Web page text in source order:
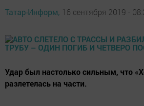
Татар-Информ, 16 сентября 2019 -
Удар был настолько сильным, что
разлетелась на части.